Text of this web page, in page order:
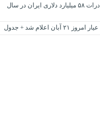
پیش بینی صادرات ۵۸ میلیارد دلاری ایران در سال